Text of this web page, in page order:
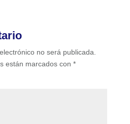
no será publicada.
están marcados con *